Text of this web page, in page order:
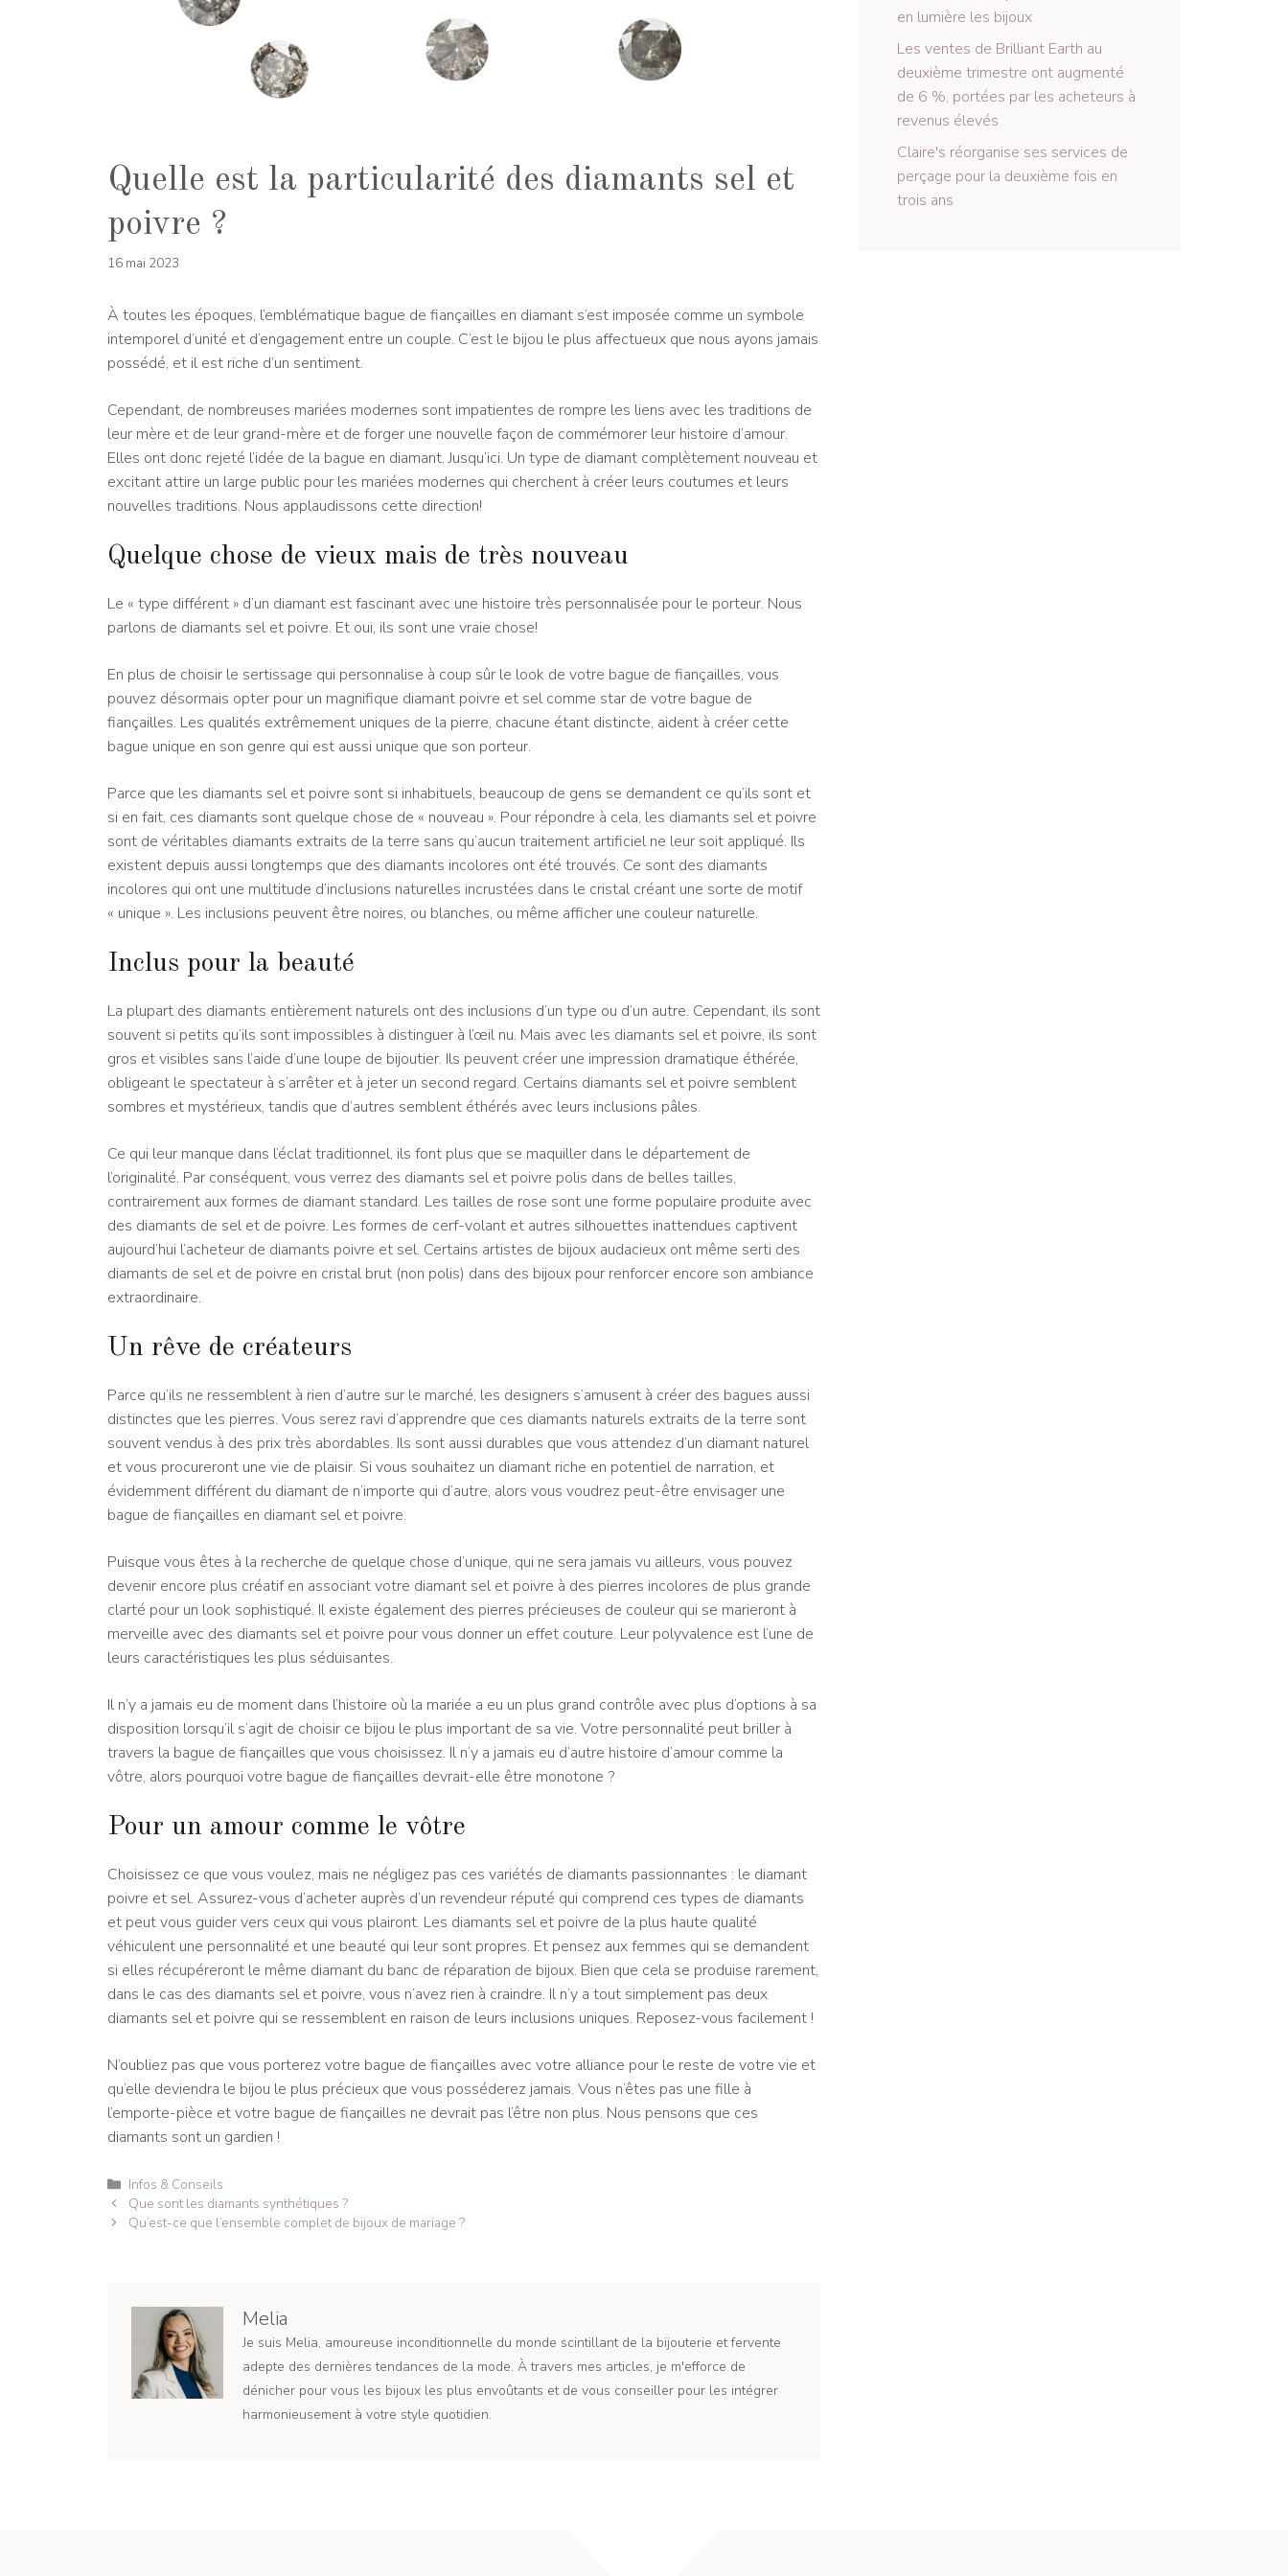
Quelle est la particularité des diamants sel et
poivre ?
16 mai 2023
À toutes les époques, l’emblématique bague de fiançailles en diamant s’est imposée comme un symbole
intemporel d’unité et d’engagement entre un couple. C’est le bijou le plus affectueux que nous ayons jamais
possédé, et il est riche d’un sentiment.
Cependant, de nombreuses mariées modernes sont impatientes de rompre les liens avec les traditions de
leur mère et de leur grand-mère et de forger une nouvelle façon de commémorer leur histoire d’amour.
Elles ont donc rejeté l’idée de la bague en diamant. Jusqu’ici. Un type de diamant complètement nouveau et
excitant attire un large public pour les mariées modernes qui cherchent à créer leurs coutumes et leurs
nouvelles traditions. Nous applaudissons cette direction!
Quelque chose de vieux mais de très nouveau
Le « type différent » d’un diamant est fascinant avec une histoire très personnalisée pour le porteur. Nous
parlons de diamants sel et poivre. Et oui, ils sont une vraie chose!
En plus de choisir le sertissage qui personnalise à coup sûr le look de votre bague de fiançailles, vous
pouvez désormais opter pour un magnifique diamant poivre et sel comme star de votre bague de
fiançailles. Les qualités extrêmement uniques de la pierre, chacune étant distincte, aident à créer cette
bague unique en son genre qui est aussi unique que son porteur.
Parce que les diamants sel et poivre sont si inhabituels, beaucoup de gens se demandent ce qu’ils sont et
si en fait, ces diamants sont quelque chose de « nouveau ». Pour répondre à cela, les diamants sel et poivre
sont de véritables diamants extraits de la terre sans qu’aucun traitement artificiel ne leur soit appliqué. Ils
existent depuis aussi longtemps que des diamants incolores ont été trouvés. Ce sont des diamants
incolores qui ont une multitude d’inclusions naturelles incrustées dans le cristal créant une sorte de motif
« unique ». Les inclusions peuvent être noires, ou blanches, ou même afficher une couleur naturelle.
Inclus pour la beauté
La plupart des diamants entièrement naturels ont des inclusions d’un type ou d’un autre. Cependant, ils sont
souvent si petits qu’ils sont impossibles à distinguer à l’œil nu. Mais avec les diamants sel et poivre, ils sont
gros et visibles sans l’aide d’une loupe de bijoutier. Ils peuvent créer une impression dramatique éthérée,
obligeant le spectateur à s’arrêter et à jeter un second regard. Certains diamants sel et poivre semblent
sombres et mystérieux, tandis que d’autres semblent éthérés avec leurs inclusions pâles.
Ce qui leur manque dans l’éclat traditionnel, ils font plus que se maquiller dans le département de
l’originalité. Par conséquent, vous verrez des diamants sel et poivre polis dans de belles tailles,
contrairement aux formes de diamant standard. Les tailles de rose sont une forme populaire produite avec
des diamants de sel et de poivre. Les formes de cerf-volant et autres silhouettes inattendues captivent
aujourd’hui l’acheteur de diamants poivre et sel. Certains artistes de bijoux audacieux ont même serti des
diamants de sel et de poivre en cristal brut (non polis) dans des bijoux pour renforcer encore son ambiance
extraordinaire.
Un rêve de créateurs
Parce qu’ils ne ressemblent à rien d’autre sur le marché, les designers s’amusent à créer des bagues aussi
distinctes que les pierres. Vous serez ravi d’apprendre que ces diamants naturels extraits de la terre sont
souvent vendus à des prix très abordables. Ils sont aussi durables que vous attendez d’un diamant naturel
et vous procureront une vie de plaisir. Si vous souhaitez un diamant riche en potentiel de narration, et
évidemment différent du diamant de n’importe qui d’autre, alors vous voudrez peut-être envisager une
bague de fiançailles en diamant sel et poivre.
Puisque vous êtes à la recherche de quelque chose d’unique, qui ne sera jamais vu ailleurs, vous pouvez
devenir encore plus créatif en associant votre diamant sel et poivre à des pierres incolores de plus grande
clarté pour un look sophistiqué. Il existe également des pierres précieuses de couleur qui se marieront à
merveille avec des diamants sel et poivre pour vous donner un effet couture. Leur polyvalence est l’une de
leurs caractéristiques les plus séduisantes.
Il n’y a jamais eu de moment dans l’histoire où la mariée a eu un plus grand contrôle avec plus d’options à sa
disposition lorsqu’il s’agit de choisir ce bijou le plus important de sa vie. Votre personnalité peut briller à
travers la bague de fiançailles que vous choisissez. Il n’y a jamais eu d’autre histoire d’amour comme la
vôtre, alors pourquoi votre bague de fiançailles devrait-elle être monotone ?
Pour un amour comme le vôtre
Choisissez ce que vous voulez, mais ne négligez pas ces variétés de diamants passionnantes : le diamant
poivre et sel. Assurez-vous d’acheter auprès d’un revendeur réputé qui comprend ces types de diamants
et peut vous guider vers ceux qui vous plairont. Les diamants sel et poivre de la plus haute qualité
véhiculent une personnalité et une beauté qui leur sont propres. Et pensez aux femmes qui se demandent
si elles récupéreront le même diamant du banc de réparation de bijoux. Bien que cela se produise rarement,
dans le cas des diamants sel et poivre, vous n’avez rien à craindre. Il n’y a tout simplement pas deux
diamants sel et poivre qui se ressemblent en raison de leurs inclusions uniques. Reposez-vous facilement !
N’oubliez pas que vous porterez votre bague de fiançailles avec votre alliance pour le reste de votre vie et
qu’elle deviendra le bijou le plus précieux que vous posséderez jamais. Vous n’êtes pas une fille à
l’emporte-pièce et votre bague de fiançailles ne devrait pas l’être non plus. Nous pensons que ces
diamants sont un gardien !
Catégories
Infos & Conseils
Navigation
des
Que sont les diamants synthétiques ?
Qu’est-ce que l’ensemble complet de bijoux de mariage ?
Melia
Je suis Melia, amoureuse inconditionnelle du monde scintillant de la bijouterie et fervente
adepte des dernières tendances de la mode. À travers mes articles, je m'efforce de
dénicher pour vous les bijoux les plus envoûtants et de vous conseiller pour les intégrer
harmonieusement à votre style quotidien.
en lumière les bijoux
Les ventes de Brilliant Earth au
deuxième trimestre ont augmenté
de 6 %, portées par les acheteurs à
revenus élevés
Claire's réorganise ses services de
perçage pour la deuxième fois en
trois ans